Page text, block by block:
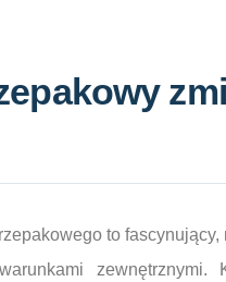
to
zewnętrznymi.